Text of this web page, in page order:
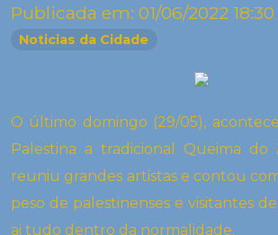
Publicada em: 01/06/2022 18:30
Noticias da Cidade
O último domingo (29/05),
Palestina a tradicional Queima do
reuniu grandes artistas e contou
peso de palestinenses e visitantes
ai tudo dentro da normalidade.